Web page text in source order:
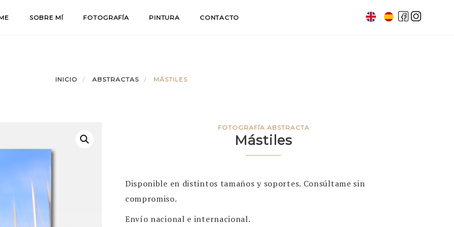
SOBRE MÍ FOTOGRAFÍA PINTURA CONTACTO
INICIO ABSTRACTAS MÁSTILES
FOTOGRAFÍA ABSTRACTA
Mástiles
Disponible en distintos tamaños y soportes. Consúltame sin
compromiso.
Envío nacional e internacional.